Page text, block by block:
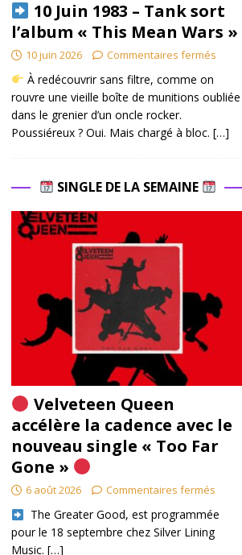
10 Juin 1983 – Tank sort
l’album « This Mean Wars »
10 juin 2026 Commentaires fermés
À redécouvrir sans filtre, comme on
rouvre une vieille boîte de munitions oubliée
dans le grenier d’un oncle rocker.
Poussiéreux ? Oui. Mais chargé à bloc. […]
SINGLE DE LA SEMAINE
Velveteen Queen
accélère la cadence avec le
nouveau single « Too Far
Gone »
6 août 2026 Commentaires fermés
​ The Greater Good, est programmée
pour le 18 septembre chez Silver Lining
Music. […]